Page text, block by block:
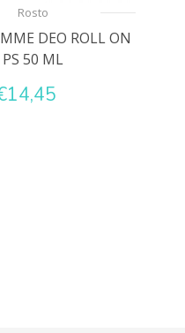
Rosto
DEO ROLL ON
PS 50 ML